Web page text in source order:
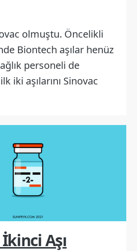
olmuştu. Öncelikli
Biontech aşılar henüz
personeli de
iki aşılarını Sinovac
Aşı